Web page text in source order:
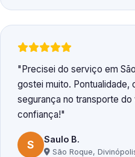
Precisei do serviço em
gostei muito. Pontualidade,
segurança no transporte
confiança!
S Saulo B.
São Roque,